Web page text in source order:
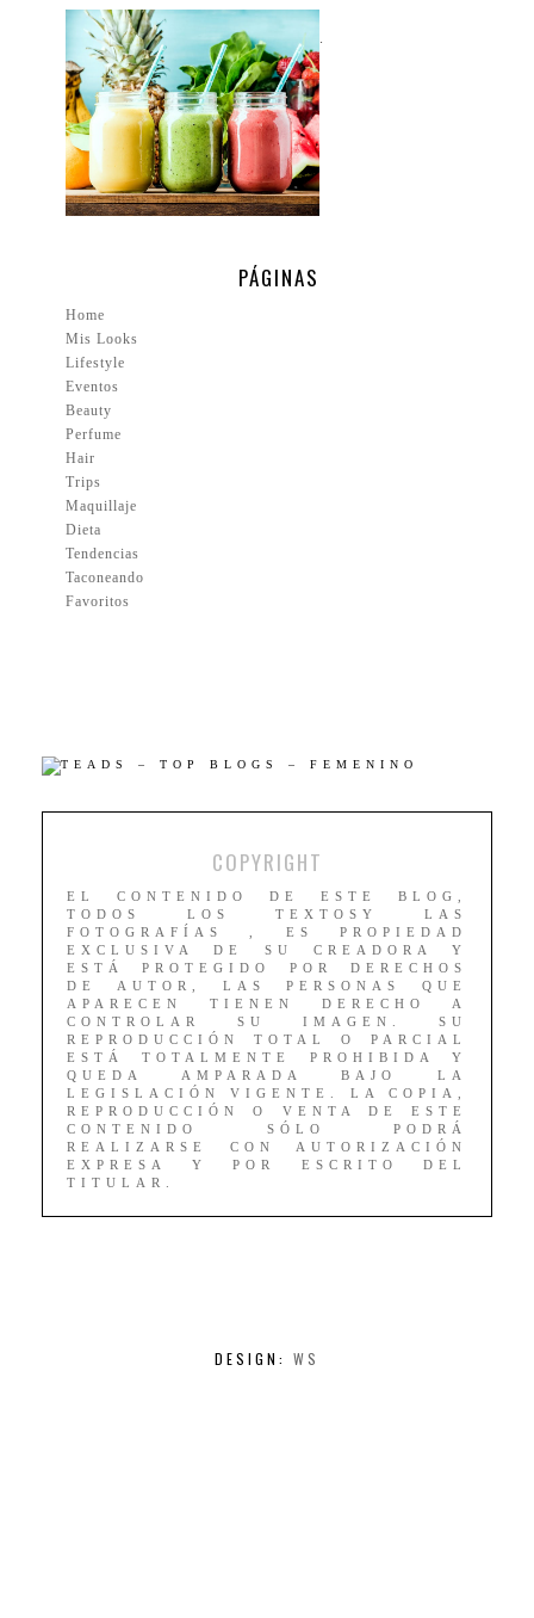
PÁGINAS
Home
Mis Looks
Lifestyle
Eventos
Beauty
Perfume
Hair
Trips
Maquillaje
Dieta
Tendencias
Taconeando
Favoritos
COPYRIGHT
EL CONTENIDO DE ESTE BLOG,
TODOS LOS TEXTOSY LAS
FOTOGRAFÍAS , ES PROPIEDAD
EXCLUSIVA DE SU CREADORA Y
ESTÁ PROTEGIDO POR DERECHOS
DE AUTOR, LAS PERSONAS QUE
APARECEN TIENEN DERECHO A
CONTROLAR SU IMAGEN. SU
REPRODUCCIÓN TOTAL O PARCIAL
ESTÁ TOTALMENTE PROHIBIDA Y
QUEDA AMPARADA BAJO LA
LEGISLACIÓN VIGENTE. LA COPIA,
REPRODUCCIÓN O VENTA DE ESTE
CONTENIDO SÓLO PODRÁ
REALIZARSE CON AUTORIZACIÓN
EXPRESA Y POR ESCRITO DEL
TITULAR.
DESIGN: WS